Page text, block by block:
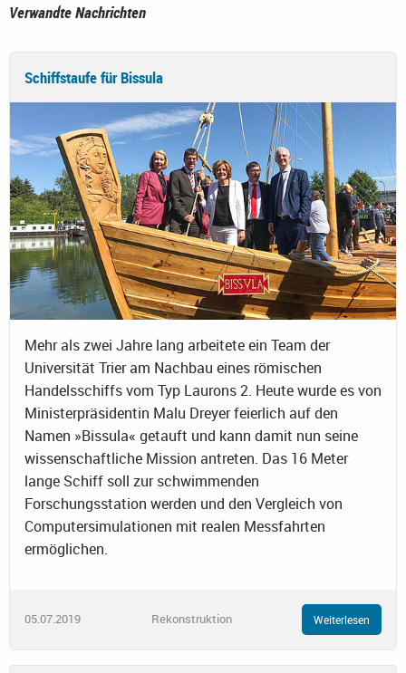
Verwandte Nachrichten
Schiffstaufe für Bissula
Mehr als zwei Jahre lang arbeitete ein Team der
Universität Trier am Nachbau eines römischen
Handelsschiffs vom Typ Laurons 2. Heute wurde es von
Ministerpräsidentin Malu Dreyer feierlich auf den
Namen »Bissula« getauft und kann damit nun seine
wissenschaftliche Mission antreten. Das 16 Meter
lange Schiff soll zur schwimmenden
Forschungsstation werden und den Vergleich von
Computersimulationen mit realen Messfahrten
ermöglichen.
05.07.2019 Rekonstruktion Weiterlesen